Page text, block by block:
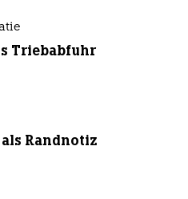
Triebabfuhr
Randnotiz